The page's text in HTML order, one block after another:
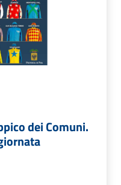
dei Comuni.